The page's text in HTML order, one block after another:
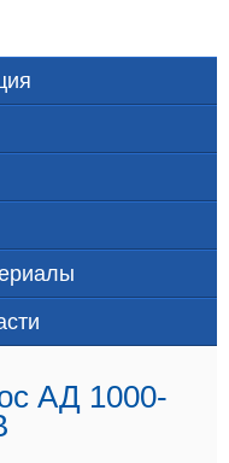
АД 1000-